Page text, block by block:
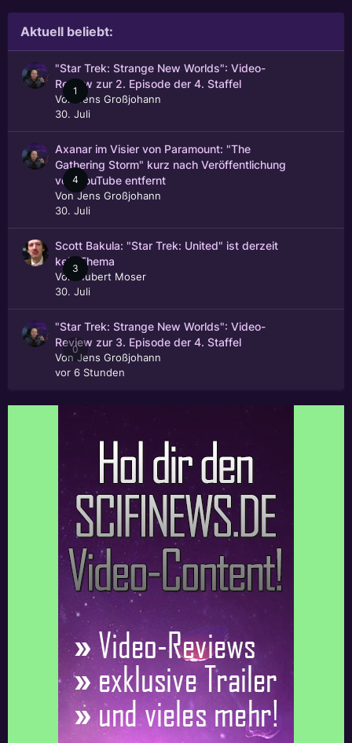
Aktuell beliebt:
1
"Star Trek: Strange New Worlds": Video-
Review zur 2. Episode der 4. Staffel
Von
Jens Großjohann
30. Juli
4
Axanar im Visier von Paramount: "The
Gathering Storm" kurz nach Veröffentlichung
von YouTube entfernt
VonJens Großjohann
30. Juli
3
Scott Bakula: "Star Trek: United" ist derzeit
kein Thema
Von
Hubert Moser
30. Juli
0
"Star Trek: Strange New Worlds": Video-
Review zur 3. Episode der 4. Staffel
Von Jens Großjohann
vor 6 Stunden